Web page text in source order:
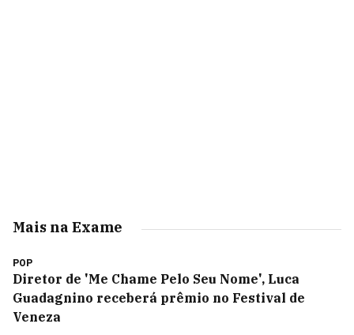
Mais na Exame
POP
Diretor de 'Me Chame Pelo Seu Nome', Luca
Guadagnino receberá prêmio no Festival de
Veneza